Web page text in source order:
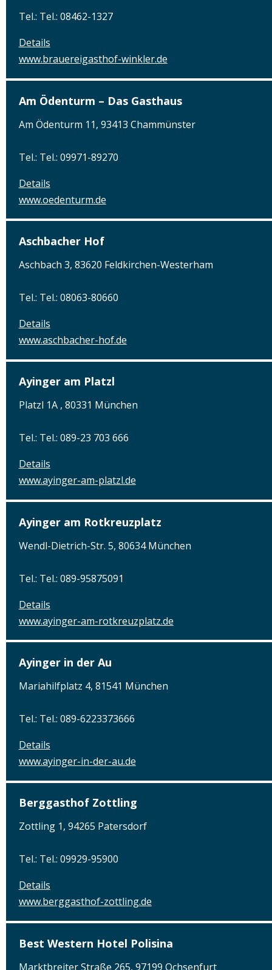
Tel.: Tel.: 08462-1327
Details
www.brauereigasthof-winkler.de
Am Ödenturm – Das Gasthaus
Am Ödenturm 11, 93413 Chammünster
Tel.: Tel.: 09971-89270
Details
www.oedenturm.de
Aschbacher Hof
Aschbach 3, 83620 Feldkirchen-Westerham
Tel.: Tel.: 08063-80660
Details
www.aschbacher-hof.de
Ayinger am Platzl
Platzl 1A , 80331 München
Tel.: Tel.: 089-23 703 666
Details
www.ayinger-am-platzl.de
Ayinger am Rotkreuzplatz
Wendl-Dietrich-Str. 5, 80634 München
Tel.: Tel.: 089-95875091
Details
www.ayinger-am-rotkreuzplatz.de
Ayinger in der Au
Mariahilfplatz 4, 81541 München
Tel.: Tel.: 089-6223373666
Details
www.ayinger-in-der-au.de
Berggasthof Zottling
Zottling 1, 94265 Patersdorf
Tel.: Tel.: 09929-95900
Details
www.berggasthof-zottling.de
Best Western Hotel Polisina
Marktbreiter Straße 265, 97199 Ochsenfurt